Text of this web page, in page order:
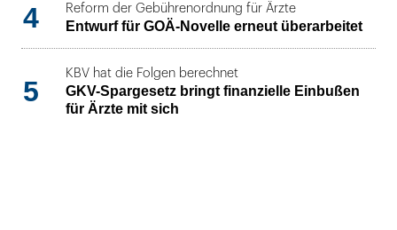
4 Reform der Gebührenordnung für Ärzte
Entwurf für GOÄ-Novelle erneut überarbeitet
5
KBV hat die Folgen berechnet
GKV-Spargesetz bringt finanzielle Einbußen
für Ärzte mit sich